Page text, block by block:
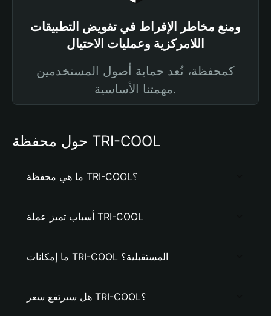
ومنع مخاطر الإفراط في تفويض التطبيقات
اللامركزية وعمليات الاحتيال
كمحفظة، تُعد حماية أصول المستخدمين
مهمتنا الأساسية.
حول محفظة TRI-COOL
ما هي محفظة TRI-COOL؟
أسباب تميز عملة TRI-COOL
ما إمكانات TRI-COOL المستقبلية؟
هل سيرتفع سعر TRI-COOL؟